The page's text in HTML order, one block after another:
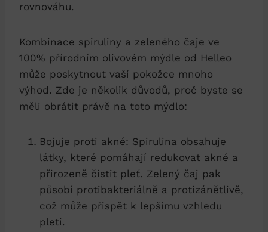
rovnováhu.
Kombinace spiruliny a zeleného čaje ve
100% přírodním olivovém mýdle od Helleo
může poskytnout vaší pokožce mnoho
výhod. Zde je několik důvodů, proč byste se
měli obrátit právě na toto mýdlo:
Bojuje proti akné: Spirulina obsahuje
látky, které pomáhají redukovat akné a
přirozeně čistit pleť. Zelený čaj pak
působí protibakteriálně a protizánětlivě,
což může přispět k lepšímu vzhledu
pleti.